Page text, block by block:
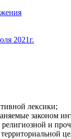
2021г.
лексики;
законом
и